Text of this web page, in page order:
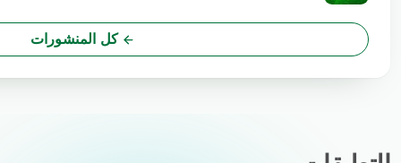
كل المنشورات